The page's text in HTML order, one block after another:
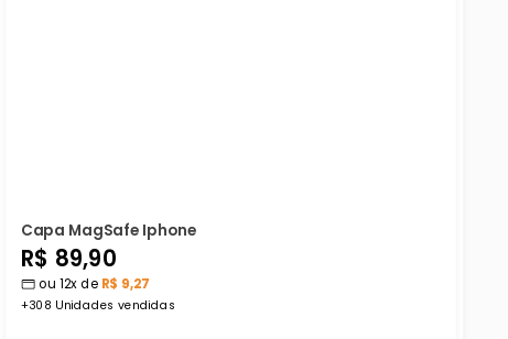
Capa MagSafe Iphone
Preço
promocional
R$ 89,90
ou 12x de R$ 9,27
+308 Unidades vendidas